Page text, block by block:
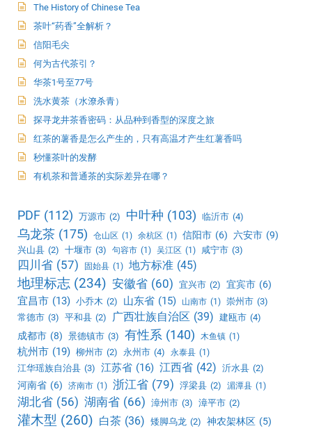
The History of Chinese Tea
茶叶“药香”全解析？
信阳毛尖
何为古代茶引？
华茶1号至77号
洗水黄茶（水潦杀青）
探寻龙井茶香密码：从品种到香型的深度之旅
红茶的薯香是怎么产生的，只有高温才产生红薯香吗
秒懂茶叶的发酵
有机茶和普通茶的实际差异在哪？
PDF (112) 万源市 (2) 中叶种 (103) 临沂市 (4)
乌龙茶 (175) 仓山区 (1) 余杭区 (1) 信阳市 (6) 六安市 (9)
兴山县 (2) 十堰市 (3) 句容市 (1) 吴江区 (1) 咸宁市 (3)
四川省 (57) 固始县 (1) 地方标准 (45)
地理标志 (234) 安徽省 (60) 宜兴市 (2) 宜宾市 (6)
宜昌市 (13) 小乔木 (2) 山东省 (15) 山南市 (1) 崇州市 (3)
常德市 (3) 平和县 (2) 广西壮族自治区 (39) 建瓯市 (4)
成都市 (8) 景德镇市 (3) 有性系 (140) 木鱼镇 (1)
杭州市 (19) 柳州市 (2) 永州市 (4) 永泰县 (1)
江华瑶族自治县 (3) 江苏省 (16) 江西省 (42) 沂水县 (2)
河南省 (6) 济南市 (1) 浙江省 (79) 浮梁县 (2) 湄潭县 (1)
湖北省 (56) 湖南省 (66) 漳州市 (3) 漳平市 (2)
灌木型 (260) 白茶 (36) 矮脚乌龙 (2) 神农架林区 (5)